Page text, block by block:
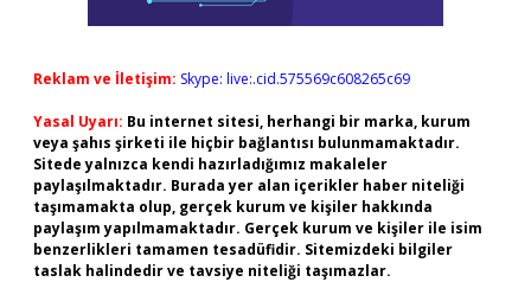
Reklam ve İletişim: Skype: live:.cid.575569c608265c69
Yasal Uyarı: Bu internet sitesi, herhangi bir marka, kurum
veya şahıs şirketi ile hiçbir bağlantısı bulunmamaktadır.
Sitede yalnızca kendi hazırladığımız makaleler
paylaşılmaktadır. Burada yer alan içerikler haber niteliği
taşımamakta olup, gerçek kurum ve kişiler hakkında
paylaşım yapılmamaktadır. Gerçek kurum ve kişiler ile isim
benzerlikleri tamamen tesadüfidir. Sitemizdeki bilgiler
taslak halindedir ve tavsiye niteliği taşımazlar.